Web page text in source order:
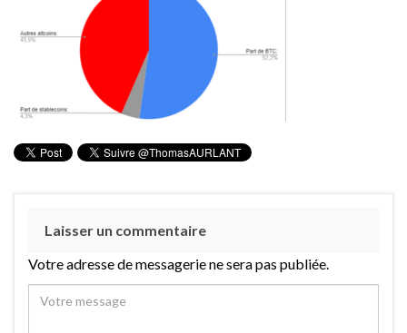
Laisser un commentaire
Votre adresse de messagerie ne sera pas publiée.